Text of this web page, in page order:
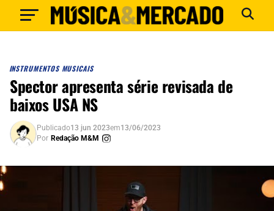
INSTRUMENTOS MUSICAIS
Spector apresenta série revisada de
baixos USA NS
Publicado13 jun 2023em13/06/2023
Por Redação M&M